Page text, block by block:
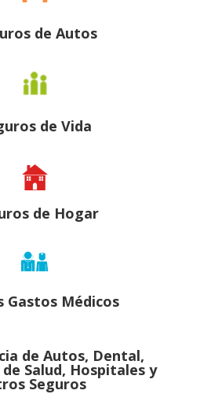
de Autos
de Vida
de Hogar
Gastos Médicos
de Autos, Dental,
Salud, Hospitales y
Seguros